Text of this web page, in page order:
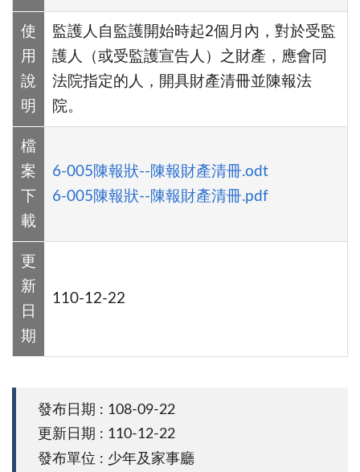
使
用
說
明
監護人自監護開始時起2個月內，對於受監
護人（或受監護宣告人）之財產，應會同
法院指定的人，開具財產清冊並陳報法
院。
檔
案
下
載
6-005陳報狀--陳報財產清冊.odt
6-005陳報狀--陳報財產清冊.pdf
更
新
日
期
110-12-22
發布日期 : 108-09-22
更新日期 : 110-12-22
發布單位 : 少年及家事廳